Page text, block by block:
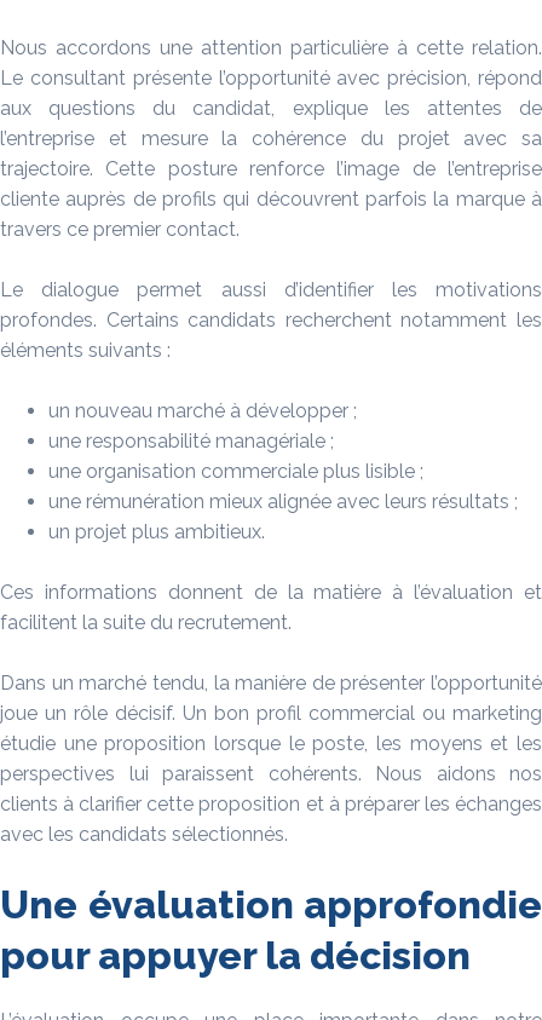
Nous accordons une attention particulière à cette relation.
Le consultant présente l’opportunité avec précision, répond
aux questions du candidat, explique les attentes de
l’entreprise et mesure la cohérence du projet avec sa
trajectoire. Cette posture renforce l’image de l’entreprise
cliente auprès de profils qui découvrent parfois la marque à
travers ce premier contact.
Le dialogue permet aussi d’identifier les motivations
profondes. Certains candidats recherchent notamment les
éléments suivants :
un nouveau marché à développer ;
une responsabilité managériale ;
une organisation commerciale plus lisible ;
une rémunération mieux alignée avec leurs résultats ;
un projet plus ambitieux.
Ces informations donnent de la matière à l’évaluation et
facilitent la suite du recrutement.
Dans un marché tendu, la manière de présenter l’opportunité
joue un rôle décisif. Un bon profil commercial ou marketing
étudie une proposition lorsque le poste, les moyens et les
perspectives lui paraissent cohérents. Nous aidons nos
clients à clarifier cette proposition et à préparer les échanges
avec les candidats sélectionnés.
Une évaluation approfondie
pour appuyer la décision